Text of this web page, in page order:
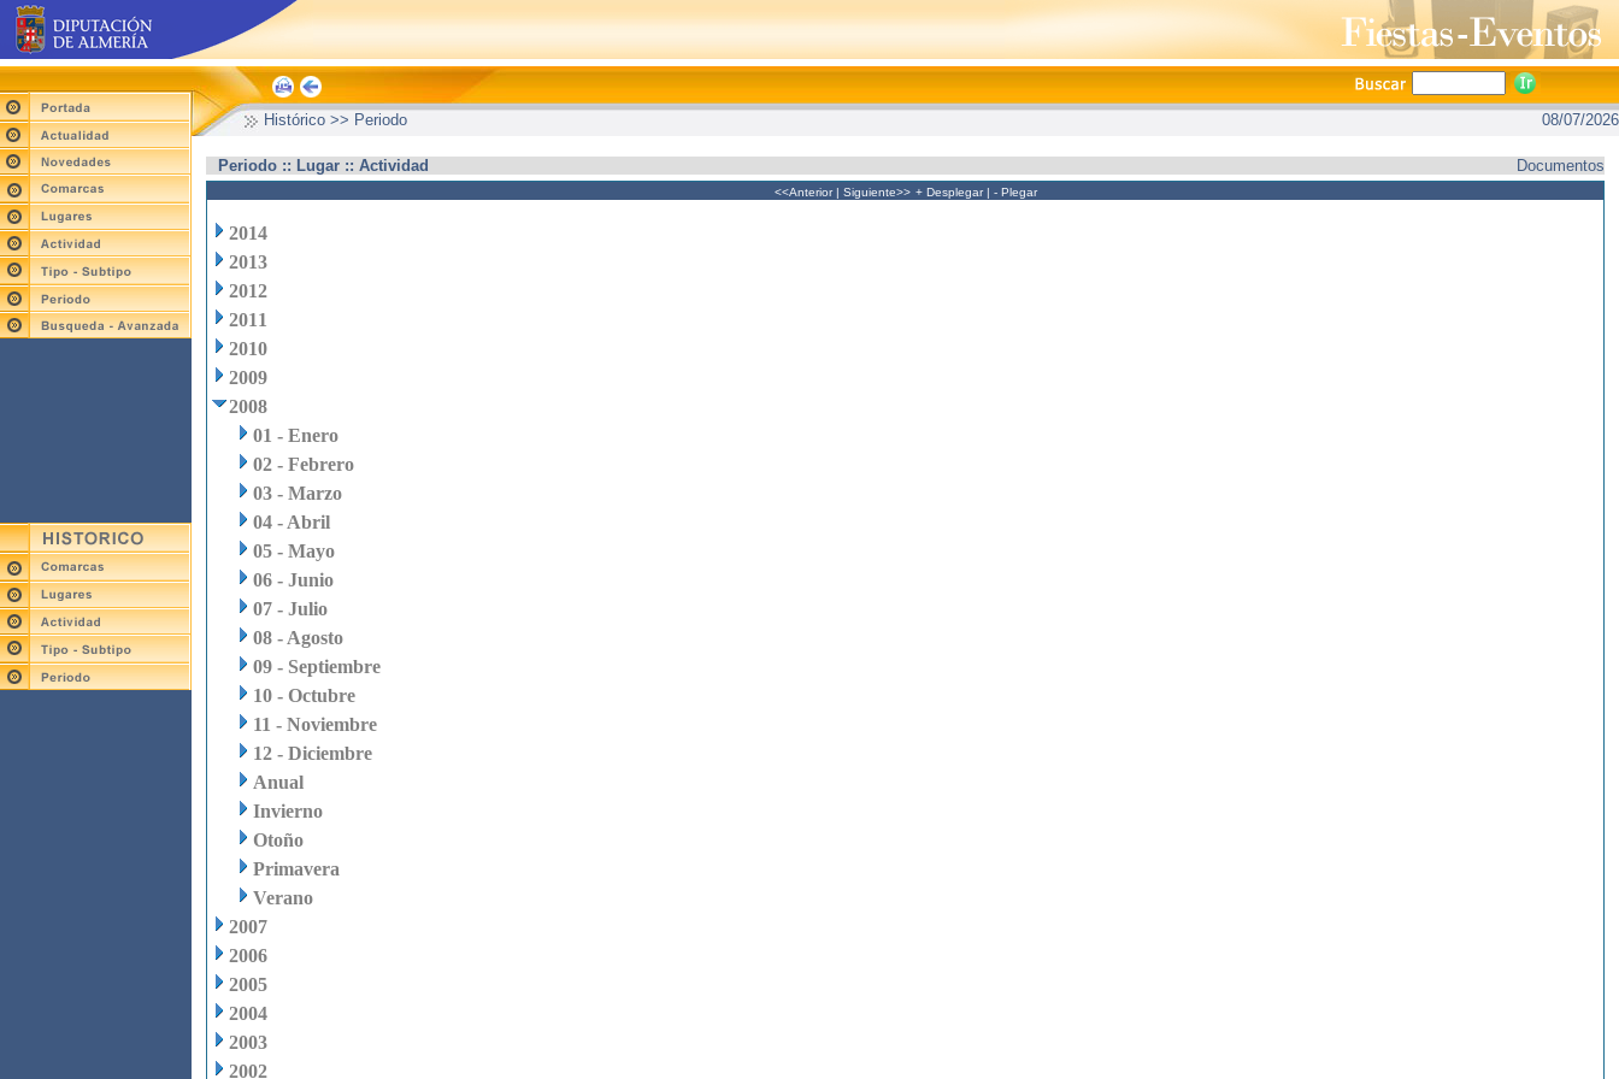
Histórico >> Periodo 08/07/2026
Periodo :: Lugar :: Actividad Documentos
<<Anterior| Siguiente>> + Desplegar| - Plegar
2014
2013
2012
2011
2010
2009
2008
01 - Enero
02 - Febrero
03 - Marzo
04 - Abril
05 - Mayo
06 - Junio
07 - Julio
08 - Agosto
09 - Septiembre
10 - Octubre
11 - Noviembre
12 - Diciembre
Anual
Invierno
Otoño
Primavera
Verano
2007
2006
2005
2004
2003
2002